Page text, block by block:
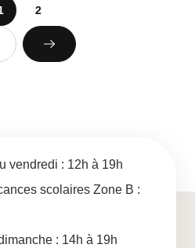
2
vendredi : 12h à 19h
scolaires Zone B :
: 14h à 19h